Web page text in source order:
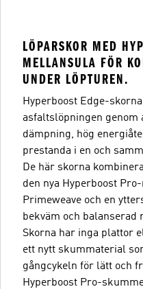
LÖPARSKOR MED
MELLANSULA FÖR
UNDER LÖPTUREN.
Hyperboost Edge-
asfaltslöpningen genom
dämpning, hög
prestanda i en och
De här skorna
den nya Hyperboost
Primeweave och en
bekväm och balanserad
Skorna har inga plattor
ett nytt skummaterial
gångcykeln för lätt och
Hyperboost Pro-